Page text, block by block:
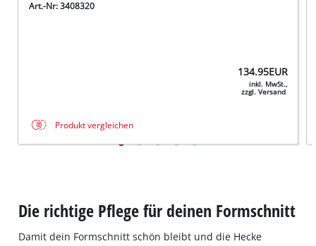
Art.-Nr: 3408320
134.95EUR
inkl. MwSt.,
zzgl. Versand
Produkt vergleichen
Die richtige Pflege für deinen Formschnitt
Damit dein Formschnitt schön bleibt und die Hecke